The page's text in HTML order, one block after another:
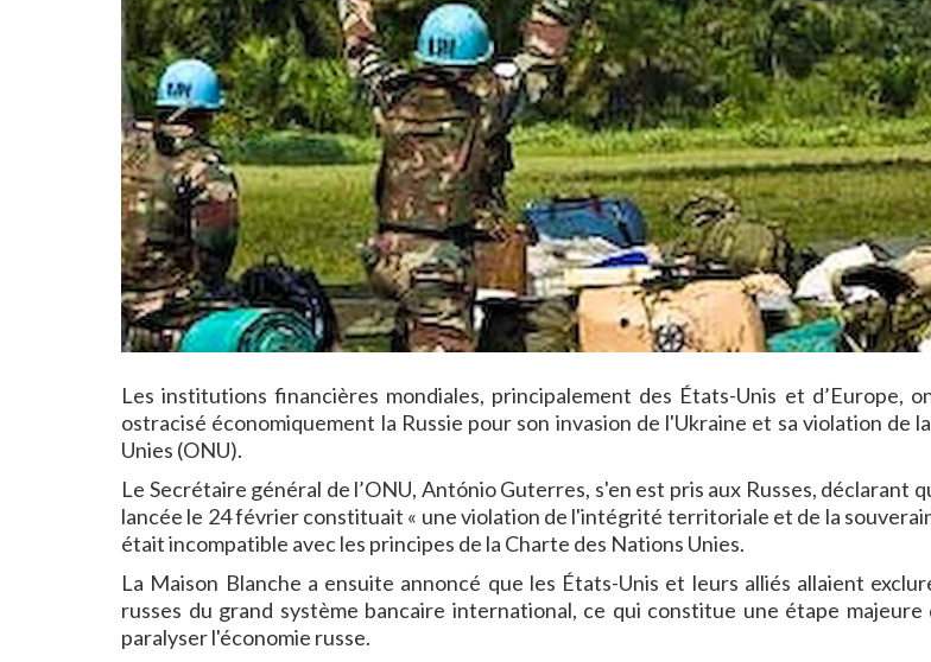
Les institutions financières mondiales, principalement des États-Unis et d’Europe,
ostracisé économiquement la Russie pour son invasion de l'Ukraine et sa violation de
Unies (ONU).
Le Secrétaire général de l’ONU, António Guterres, s'en est pris aux Russes, déclarant
lancée le 24 février constituait « une violation de l'intégrité territoriale et de la
était incompatible avec les principes de la Charte des Nations Unies.
La Maison Blanche a ensuite annoncé que les États-Unis et leurs alliés allaient
russes du grand système bancaire international, ce qui constitue une étape
paralyser l'économie russe.